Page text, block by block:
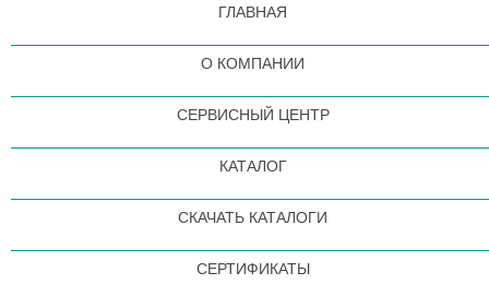
ГЛАВНАЯ
О КОМПАНИИ
СЕРВИСНЫЙ ЦЕНТР
КАТАЛОГ
СКАЧАТЬ КАТАЛОГИ
СЕРТИФИКАТЫ